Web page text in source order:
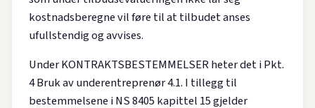
kostnadsberegne vil føre til at tilbudet anses
ufullstendig og avvises.
Under KONTRAKTSBESTEMMELSER heter det i Pkt.
4 Bruk av underentreprenør 4.1. I tillegg til
bestemmelsene i NS 8405 kapittel 15 gjelder